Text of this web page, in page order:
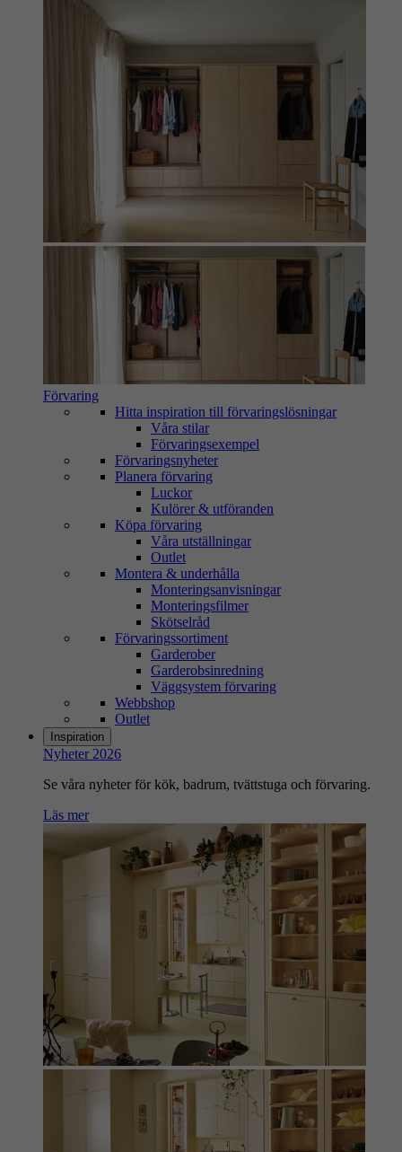
Förvaring
Hitta inspiration till förvaringslösningar
Våra stilar
Förvaringsexempel
Förvaringsnyheter
Planera förvaring
Luckor
Kulörer & utföranden
Köpa förvaring
Våra utställningar
Outlet
Montera & underhålla
Monteringsanvisningar
Monteringsfilmer
Skötselråd
Förvaringssortiment
Garderober
Garderobsinredning
Väggsystem förvaring
Webbshop
Outlet
Inspiration
Nyheter 2026
Se våra nyheter för kök, badrum, tvättstuga och förvaring.
Läs mer